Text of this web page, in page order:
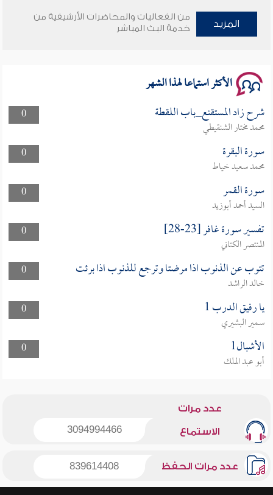
وأمنهم من خوف 9
المزيد
من الفعاليات والمحاضرات الأرشيفية من
خدمة البث المباشر
الأكثر استماعا لهذا الشهر
0 شرح زاد المستقنع_باب اللقطة
محمد مختار الشنقيطي
0
سورة البقرة
محمد سعيد خياط
0
سورة القمر
السيد أحمد أبوزيد
0
تفسير سورة غافر [23-28]
المنتصر الكتاني
0
تتوب عن الذنوب اذا مرضتا وترجع للذنوب اذا برئت
خالد الراشد
0
يا رفيق الدرب 1
سمير البشيري
0
الأشبال1
أبو عبد الملك
عدد مرات
الاستماع 3094994466
عدد مرات الحفظ 839614408